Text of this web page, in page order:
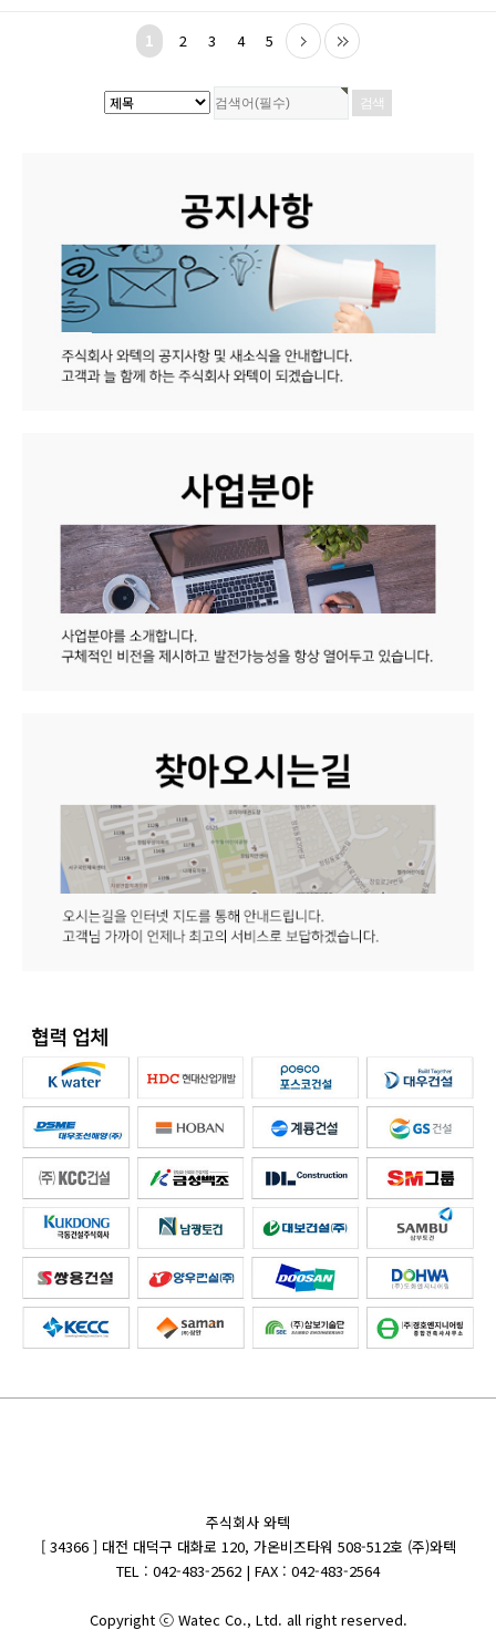
1 2 3 4 5
주식회사 와텍
[ 34366 ] 대전 대덕구 대화로 120, 가온비즈타워 508-512호 (주)와텍
TEL : 042-483-2562 | FAX : 042-483-2564
Copyright ⓒ Watec Co., Ltd. all right reserved.